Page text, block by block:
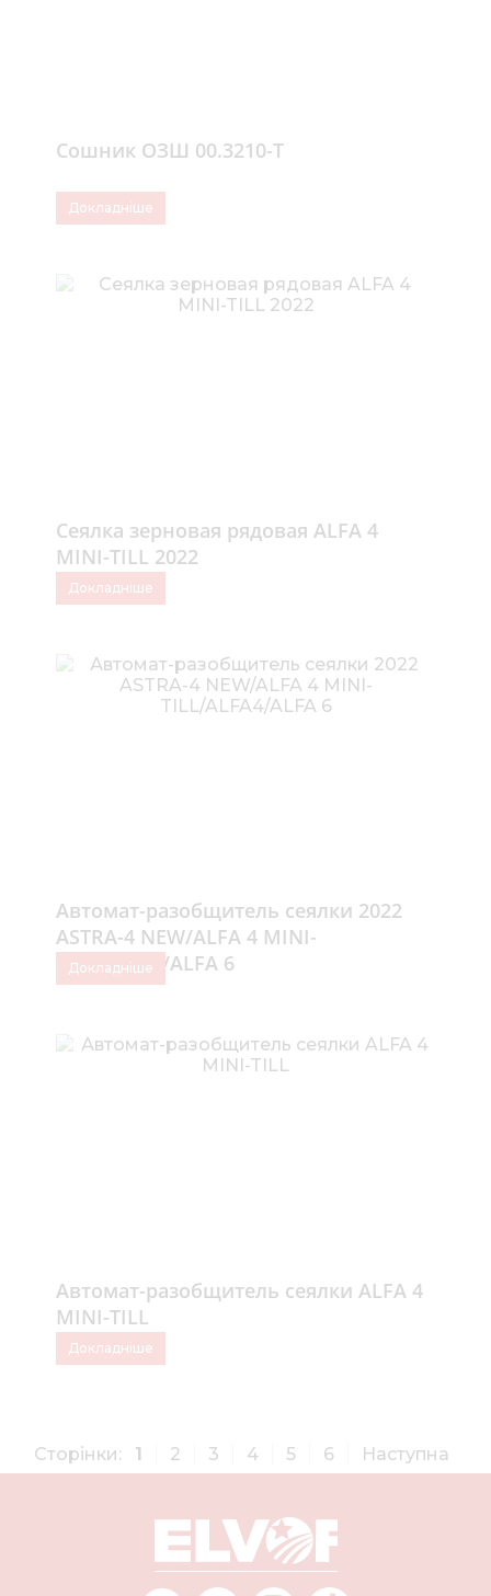
Сошник ОЗШ 00.3210-Т
Докладніше
Cеялка зерновая рядовая ALFA 4
MINI-TILL 2022
Докладніше
Автомат-разобщитель сеялки 2022
ASTRA-4 NEW/ALFA 4 MINI-
TILL/ALFA4/ALFA 6
Докладніше
Автомат-разобщитель сеялки ALFA 4
MINI-TILL
Докладніше
Сторінки: 1 2 3 4 5 6 Наступна